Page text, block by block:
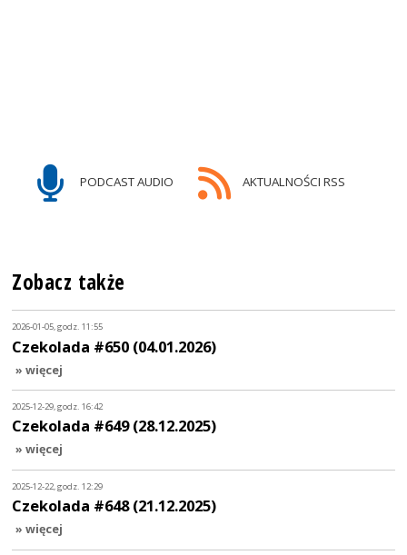
PODCAST AUDIO AKTUALNOŚCI RSS
Zobacz także
2026-01-05, godz. 11:55
Czekolada #650 (04.01.2026)
» więcej
2025-12-29, godz. 16:42
Czekolada #649 (28.12.2025)
» więcej
2025-12-22, godz. 12:29
Czekolada #648 (21.12.2025)
» więcej